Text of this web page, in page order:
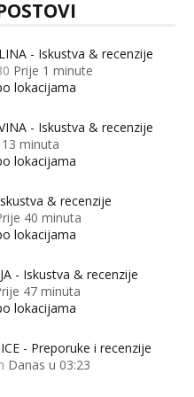
- Iskustva & recenzije
Prije 1 minute
lokacijama
- Iskustva & recenzije
minuta
lokacijama
& recenzije
40 minuta
lokacijama
- Iskustva & recenzije
47 minuta
lokacijama
- Preporuke i recenzije
Danas u 03:23